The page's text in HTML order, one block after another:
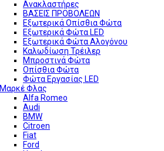
Ανακλαστήρες
ΒΑΣΕΙΣ ΠΡΟΒΟΛΕΩΝ
Εξωτερικά Οπίσθια Φώτα
Εξωτερικά Φώτα LED
Εξωτερικά Φώτα Αλογόνου
Καλωδίωση Τρέιλερ
Μπροστινά Φώτα
Οπίσθια Φώτα
Φώτα Εργασίας LED
Μαρκέ Φλας
Alfa Romeo
Audi
BMW
Citroen
Fiat
Ford